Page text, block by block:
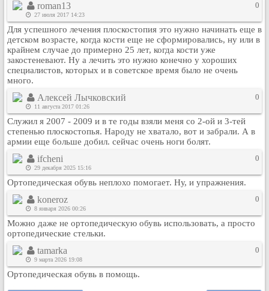
roman13
27 июля 2017 14:23
0
Для успешного лечения плоскостопия это нужно начинать еще в
детском возрасте, когда кости еще не сформировались, ну или в
крайнем случае до примерно 25 лет, когда кости уже
закостеневают. Ну а лечить это нужно конечно у хороших
специалистов, которых и в советское время было не очень
много.
Алексей Лычковский
11 августа 2017 01:26
0
Служил я 2007 - 2009 и в те годы взяли меня со 2-ой и 3-тей
степенью плоскостопья. Народу не хватало, вот и забрали. А в
армии еще больше добил. сейчас очень ноги болят.
ifcheni
29 декабря 2025 15:16
0
Ортопедическая обувь неплохо помогает. Ну, и упражнения.
koneroz
8 января 2026 00:26
0
Можно даже не ортопедическую обувь использовать, а просто
ортопедические стельки.
tamarka
9 марта 2026 19:08
0
Ортопедическая обувь в помощь.